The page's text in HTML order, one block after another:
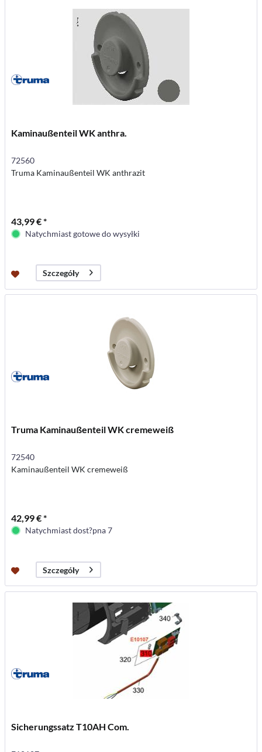
Kaminaußenteil WK anthra.
72560
Truma Kaminaußenteil WK anthrazit
43,99 € *
Natychmiast gotowe do wysyłki
Szczegóły
Truma Kaminaußenteil WK cremeweiß
72540
Kaminaußenteil WK cremeweiß
42,99 € *
Natychmiast dost?pna 7
Szczegóły
Sicherungssatz T10AH Com.